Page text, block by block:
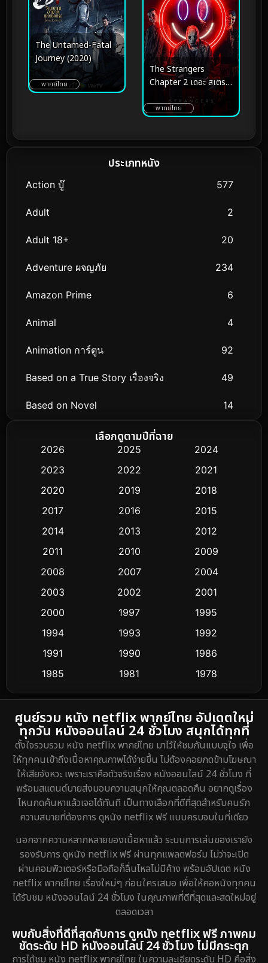
The Untamed-Fatal
Journey (2020)
พากย์ไทย
The Strangers
Chapter 2 เดอะ สเตรน
เจอร์ส อำมหิตฆ่าไม่เลิก 2
(2025)
พากย์ไทย
ประเภทหนัง
Action บู๊ 577
Adult 2
Adult 18+ 20
Adventure ผจญภัย 234
Amazon Prime 6
Animal 4
Animation การ์ตูน 92
Based on a True Story เรื่องจริง 49
Based on Novel 14
Biography ชีวิตจริง
Classic หนังคลาสสิก
Comedy ตลก 367
Conspiracy
Crime อาชญากรรม 284
Culture
Dance เต้น
Detective สืบสวน 5
Detective สืบสวน 40
Disaster 4
Disney+ 18
Documentary สารคดี 72
Drama ดราม่า 643
Dystopian 8
Emotional 52
Epic มหากาพย์ 16
เลือกดูตามปีที่ฉาย
2026 2025
2024
2023
2022
2021
2020
2019
2018
2017
2016
2015
2014
2013
2012
2011
2010
2009
2008
2007
2004
2003
2002
2001
2000
1997
1995
1994
1993
1992
1991
1990
1986
1985
1981
1978
1974
ศูนย์รวม หนัง netflix พากย์ไทย อัปเดตใหม่
ทุกวัน หนังออนไลน์ 24 ชั่วโมง สนุกได้ทุกที่
ตั้งใจรวบรวม หนัง netflix พากย์ไทย มาไว้ให้ชมกันแบบจุใจ เพื่อ
ให้ทุกคนเข้าถึงเนื้อหาคุณภาพได้ง่ายขึ้น ไม่ต้องคอยกดข้ามโฆษณา
ให้เสียจังหวะ เพราะเราคือตัวจริงเรื่อง หนังออนไลน์ 24 ชั่วโมง ที่
พร้อมสแตนด์บายส่งมอบความสนุกให้คุณตลอดคืน อยากดูเรื่อง
ไหนกดค้นหาแล้วเจอได้ทันที เป็นทางเลือกที่ดีที่สุดสำหรับคนรัก
ความสบายที่ต้องการ ดูหนัง netflix ฟรี แบบครบจบในที่เดียว
นอกจากความหลากหลายของเนื้อหาแล้ว ระบบการเล่นของเรายัง
รองรับการ ดูหนัง netflix ฟรี ผ่านทุกแพลตฟอร์ม ไม่ว่าจะเปิด
ผ่านคอมพิวเตอร์หรือมือถือก็ลื่นไหลไม่มีค้าง พร้อมอัปเดต หนัง
netflix พากย์ไทย เรื่องใหม่ๆ ก่อนใครเสมอ เพื่อให้คอหนังทุกคน
ได้รับชม หนังออนไลน์ 24 ชั่วโมง ในคุณภาพที่ดีที่สุดและสดใหม่อยู่
ตลอดเวลา
พบกับสิ่งที่ดีที่สุดกับการ ดูหนัง netflix ฟรี ภาพคม
ชัดระดับ HD หนังออนไลน์ 24 ชั่วโมง ไม่มีกระตุก
การได้ชม หนัง netflix พากย์ไทย ในความละเอียดระดับ HD คือสิ่ง